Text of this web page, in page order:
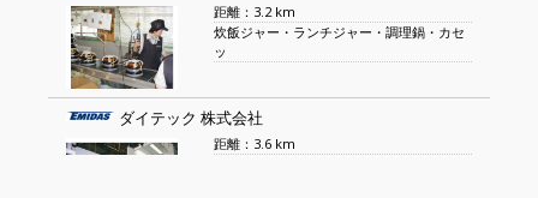
距離：3.2 km
炊飯ジャー・ランチジャー・調理鍋・カセ
ッ
ダイテック 株式会社
距離：3.6 km